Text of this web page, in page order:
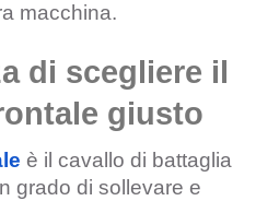
macchina.
di scegliere il
giusto
è il cavallo di battaglia
grado di sollevare e